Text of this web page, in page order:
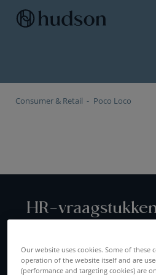
Consumer & Retail Poco Loco
HR-
Our website uses cookies. Some of these
operation of the website itself and are
(performance and targeting cookies) are